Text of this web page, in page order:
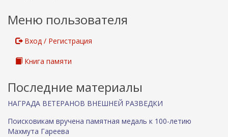
Меню пользователя
Вход / Регистрация
Книга памяти
Последние материалы
НАГРАДА ВЕТЕРАНОВ ВНЕШНЕЙ РАЗВЕДКИ
Поисковикам вручена памятная медаль к 100-летию
Махмута Гареева